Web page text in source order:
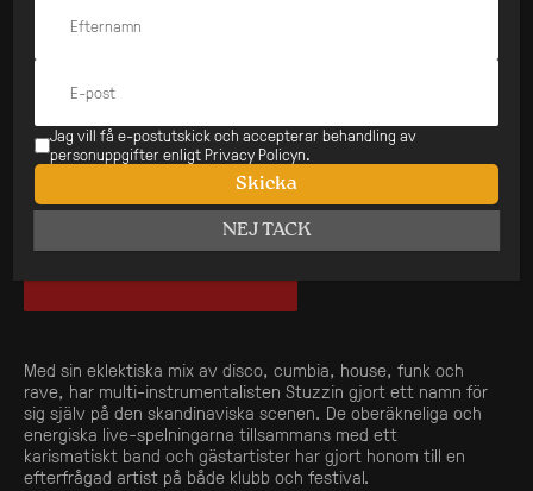
Insläpp:
På Scen: 19:00
Lyssna på Spotify
Med sin eklektiska mix av disco, cumbia, house, funk och
rave, har multi-instrumentalisten Stuzzin gjort ett namn för
sig själv på den skandinaviska scenen. De oberäkneliga och
energiska live-spelningarna tillsammans med ett
karismatiskt band och gästartister har gjort honom till en
efterfrågad artist på både klubb och festival.
Jag vill få e-postutskick och accepterar behandling av
personuppgifter enligt Privacy Policyn.
Skicka
NEJ TACK